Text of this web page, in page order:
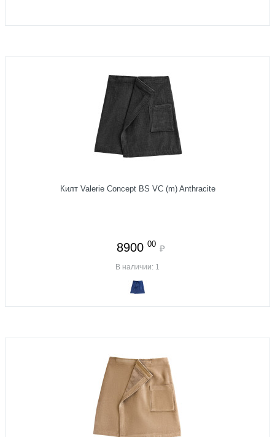
Килт Valerie Concept BS VC (m) Anthracite
8900 00 ₽
В наличии: 1